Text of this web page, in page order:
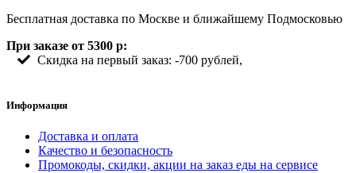
Бесплатная доставка по Москве и ближайшему Подмосковью
При заказе от 5300 р:
Скидка на первый заказ: -700 рублей,
Информация
Доставка и оплата
Качество и безопасность
Промокоды, скидки, акции на заказ еды на сервисе